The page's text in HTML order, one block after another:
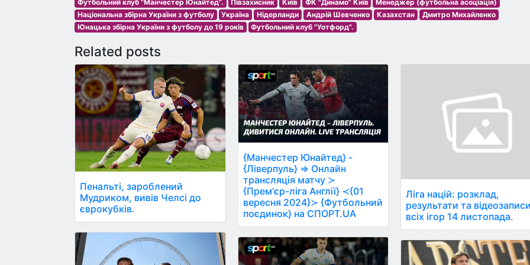
Футбольний клуб "Манчестер Юнайтед". Півзахисник Київ ФК "Динамо" Київ
Менеджер (футбольна асоціація)
Національна збірна України з футболу
Україна Нідерланди Андрій Шевченко Казахстан
Дмитро Михайленко
Юнацька збірна України з футболу до 19 років
Футбольний клуб "Уотфорд".
Related posts
Пенальті, зароблений
Мудриком, вивів Челсі до
єврокубків.
{Манчестер Юнайтед} -
{Ліверпуль} ⇒ Онлайн
трансляція матчу ≻
{Прем'єр-ліга Англії} ≺{01
вересня 2024}≻ {Футбольний
поєдинок} на СПОРТ.UA
Ліга націй: розклад,
результати та
всіх ігор 14 листопада.